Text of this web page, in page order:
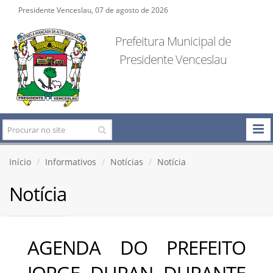
Presidente Venceslau, 07 de agosto de 2026
Prefeitura Municipal de
Presidente Venceslau
Início Informativos Notícias Notícia
Notícia
AGENDA DO PREFEITO